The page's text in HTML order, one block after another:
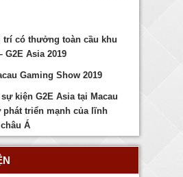
trí có thưởng toàn cầu khu
G2E Asia 2019
Gaming Show 2019
kiện G2E Asia tại Macau
phát triển mạnh của lĩnh
Á